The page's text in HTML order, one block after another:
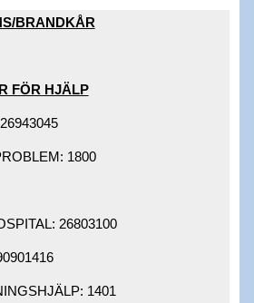
BRANDKÅR​
FÖR HJÄLP​
1800
26803100
1401